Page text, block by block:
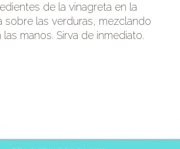
de la vinagreta en la
sobre las verduras, mezclando
manos. Sirva de inmediato.